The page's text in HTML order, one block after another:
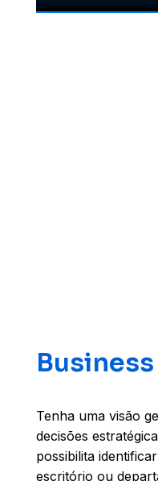
Tenha uma visão
decisões
possibilita
escritório ou